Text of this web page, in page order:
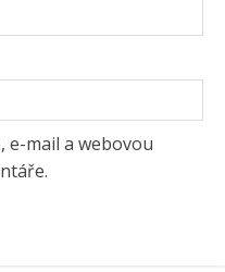
e-mail a webovou